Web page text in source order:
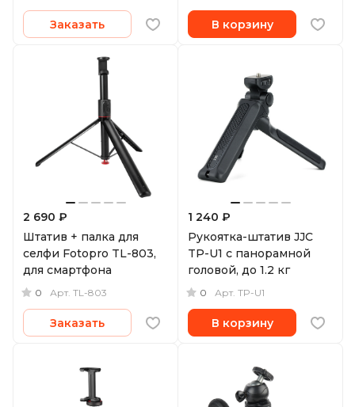
Заказать В корзину
2 690 ₽
Штатив + палка для
селфи Fotopro TL-803,
для смартфона
0 Арт. TL-803
Заказать
1 240 ₽
Рукоятка-штатив JJC
TP-U1 с панорамной
головой, до 1.2 кг
0 Арт. TP-U1
В корзину